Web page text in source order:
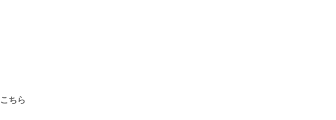
こちら